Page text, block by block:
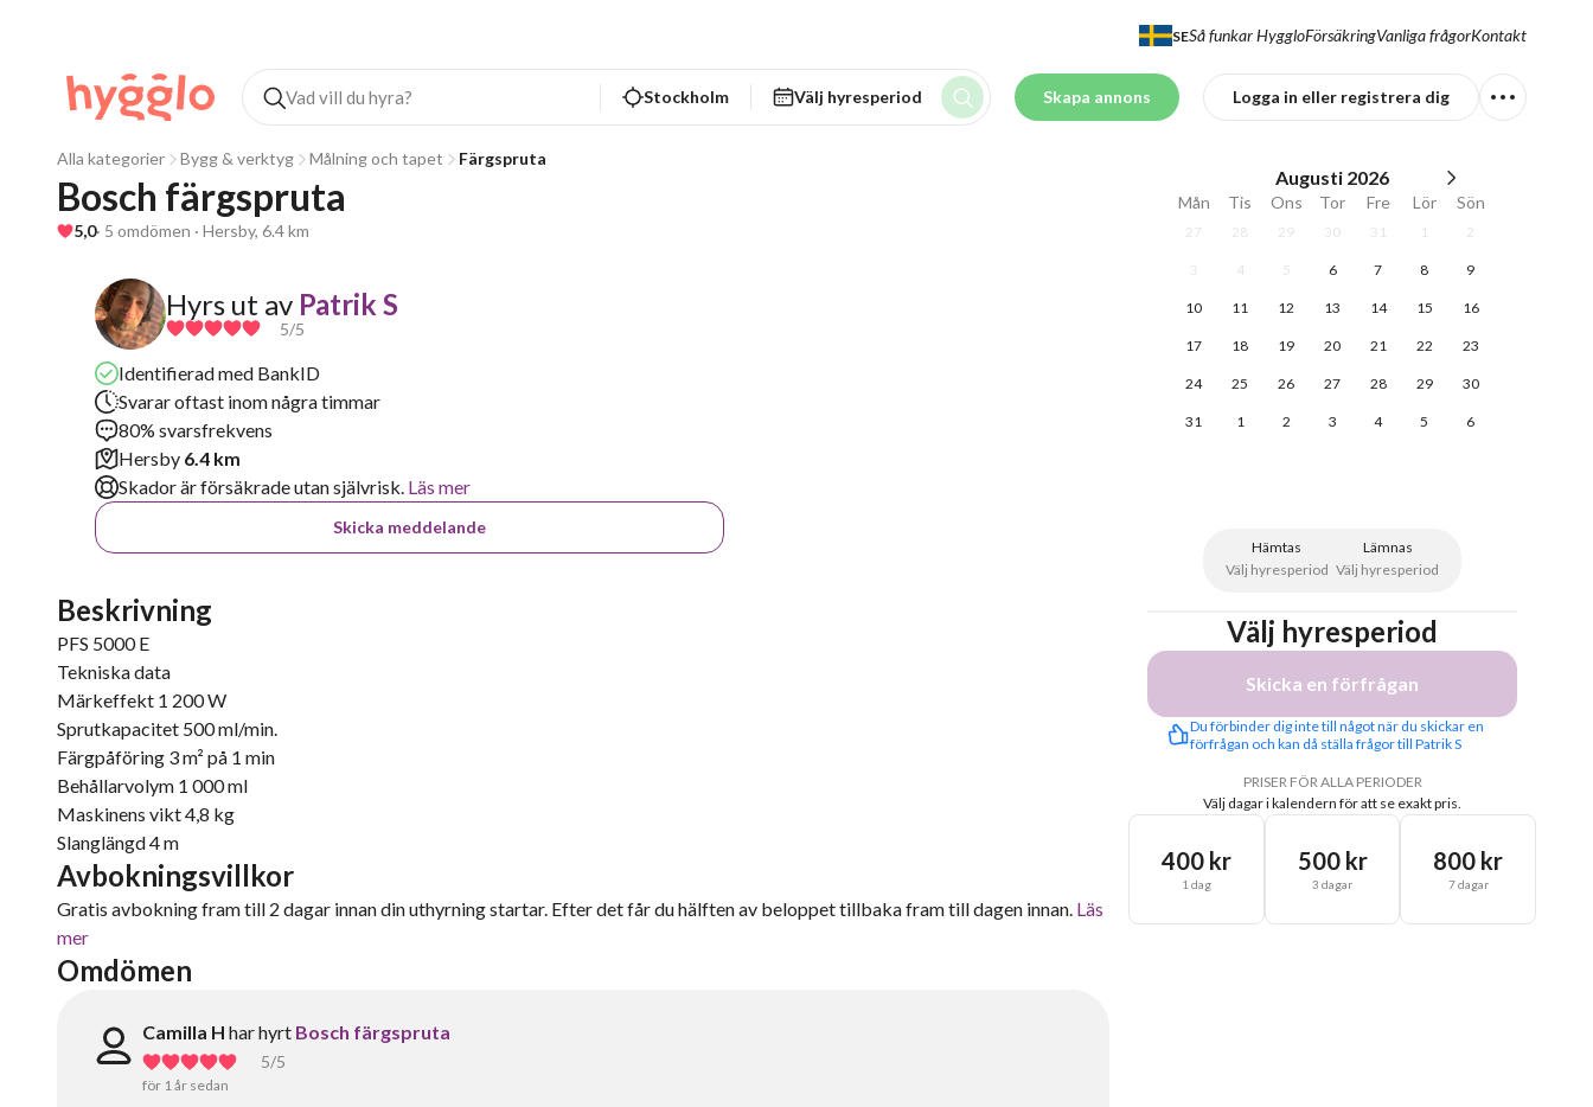
SESå funkar HyggloFörsäkringVanliga frågorKontakt
Stockholm Välj hyresperiod Skapa annons Logga in eller registrera dig
Alla kategorier Bygg & verktyg Målning och tapet Färgspruta
Bosch färgspruta
5,0· 5 omdömen · Hersby, 6.4 km
Hyrs ut av Patrik S
5/5
Identifierad med BankID
Svarar oftast inom några timmar
80% svarsfrekvens
Hersby 6.4 km
Skador är försäkrade utan självrisk. Läs mer
Skicka meddelande
Beskrivning
PFS 5000 E
Tekniska data
Märkeffekt 1 200 W
Sprutkapacitet 500 ml/min.
Färgpåföring 3 m² på 1 min
Behållarvolym 1 000 ml
Maskinens vikt 4,8 kg
Slanglängd 4 m
Avbokningsvillkor
Gratis avbokning fram till 2 dagar innan din uthyrning startar. Efter det får du hälften av beloppet tillbaka fram till dagen innan. Läs
mer
Omdömen
Camilla H har hyrt Bosch färgspruta
5/5
för 1 år sedan
Augusti 2026
Mån Tis Ons Tor Fre Lör Sön
27 28 29 30 31 1 2
3 4 5 6 7 8 9
10 11 12 13 14 15 16
17 18 19 20 21 22 23
24 25 26 27 28 29 30
31 1 2 3 4 5 6
Hämtas
Välj hyresperiod
Lämnas
Välj hyresperiod
Välj hyresperiod
Skicka en förfrågan
Du förbinder dig inte till något när du skickar en
förfrågan och kan då ställa frågor till Patrik S
PRISER FÖR ALLA PERIODER
Välj dagar i kalendern för att se exakt pris.
400 kr
1 dag
500 kr
3 dagar
800 kr
7 dagar